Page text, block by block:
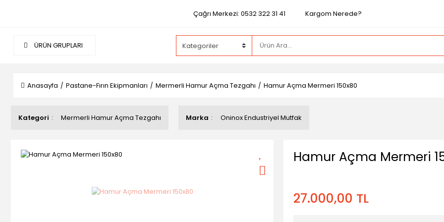
Çağrı Merkezi: 0532 322 31 41 Kargom Nerede?
ÜRÜN GRUPLARI
Anasayfa Pastane-Fırın Ekipmanları Mermerli Hamur Açma Tezgahı Hamur Açma Mermeri 150x80
Kategori Mermerli Hamur Açma Tezgahı Marka Oninox Endustriyel Mutfak
Hamur Açma Mermeri
27.000,00 TL